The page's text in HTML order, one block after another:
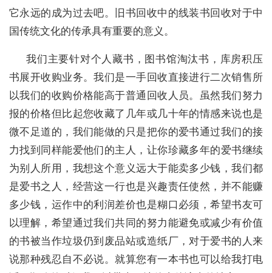
它永远的成为过去吧。旧书回收中的线装书回收对于中
国传统文化的传承具有重要的意义。
我们主要针对个人藏书，图书馆淘汰书，库房积压
书展开收购业务。我们是一手回收直接进行二次销售所
以我们的收购价格能高于普通回收人员。虽然我们努力
报的价格但比起您收藏了几年或几十年的情感来说也是
微不足道的，我们能做的只是把你的爱书通过我们的接
力找到同样能爱他们的主人，让你珍藏多年的爱书继续
为别人所用，我想这个意义远大于能卖多少钱，我们都
是爱书之人，经营这一行也是兴趣责任使然，并不能赚
多少钱，运作中的利润差价也是糊口必须，希望书友可
以理解，希望通过我们共同的努力能避免或减少有价值
的书被当作垃圾仍到废品站或造纸厂，对于爱书的人来
说那种残忍自不必说。就算您有一本书也可以给我打电